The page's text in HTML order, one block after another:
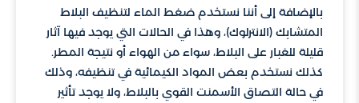
بالإضافة إلى أننا نستخدم ضغط الماء لتنظيف البلاط
المتشابك (الانترلوك)، وهذا في الحالات التي يوجد فيها آثار
قليلة للغبار على البلاط، سواء من الهواء أو نتيجة المطر.
كذلك نستخدم بعض المواد الكيمائية في تنظيفه، وذلك
في حالة التصاق الأسمنت القوي بالبلاط، ولا يوجد تأثير